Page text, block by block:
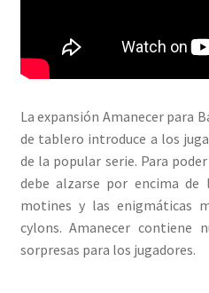
La expansión Amanecer para
de tablero introduce a los
de la popular serie. Para
debe alzarse por encima
motines y las enigmáticas
cylons. Amanecer contiene
sorpresas para los jugadores.